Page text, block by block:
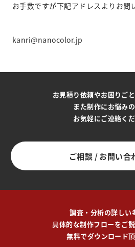
お手数ですが下記アドレスよりお問
kanri@nanocolor.jp
お見積り依頼やお困りごと
また制作にお悩み
お気軽にご連絡くだ
ご相談 / お問い合
調査・分析の詳しい
具体的な制作フローをご
無料でダウンロード頂